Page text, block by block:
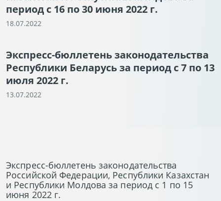
период с 16 по 30 июня 2022 г.
18.07.2022
Экспресс-бюллетень законодательства
Республики Беларусь за период с 7 по 13
июля 2022 г.
13.07.2022
Экспресс-бюллетень законодательства
Российской Федерации, Республики Казахстан
и Республики Молдова за период с 1 по 15
июня 2022 г.